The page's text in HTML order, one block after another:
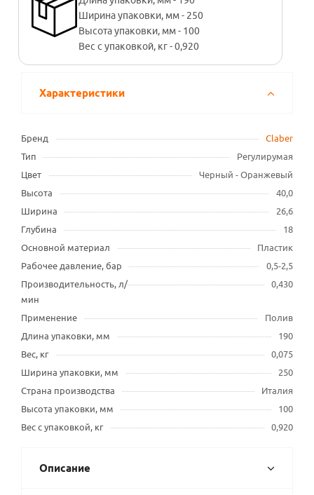
Ширина упаковки, мм - 250
Высота упаковки, мм - 100
Вес с упаковкой, кг - 0,920
Характеристики
Бренд
Claber
Тип
Регулирумая
Цвет
Черный - Оранжевый
Высота
40,0
Ширина
26,6
Глубина
18
Основной материал
Пластик
Рабочее давление, бар
0,5-2,5
Производительность, л/
мин
0,430
Применение
Полив
Длина упаковки, мм
190
Вес, кг
0,075
Ширина упаковки, мм
250
Страна производства
Италия
Высота упаковки, мм
100
Вес с упаковкой, кг
0,920
Описание